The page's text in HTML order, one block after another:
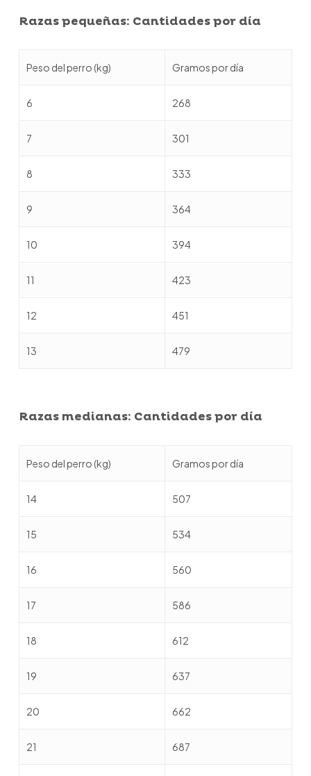
Razas pequeñas: Cantidades por día
Peso del perro (kg) Gramos por día
6 268
7 301
8 333
9 364
10 394
11 423
12 451
13 479
Razas medianas: Cantidades por día
Peso del perro (kg) Gramos por día
14 507
15 534
16 560
17 586
18 612
19 637
20 662
21 687